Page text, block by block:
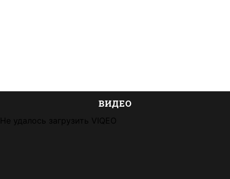
ВИДЕО
Не удалось загрузить VIQEO